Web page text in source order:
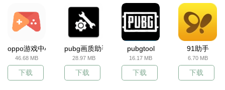
oppo游戏中心
46.68 MB
下载
pubg画质助手
28.97 MB
下载
pubgtool
16.17 MB
下载
91助手
6.70 MB
下载